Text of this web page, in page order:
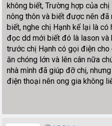
không biết, Trường hợp của
nông thôn và biết được nên
biết, nghe chị Hạnh kể lại là
đọc dd mới biết đó là lason và
trước chị Hạnh có gọi điện cho
ăn chóng lớn và lên cân nữa
nhà mình đã giúp đỡ chị,
điện thoại nên ong gia không